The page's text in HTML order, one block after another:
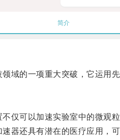
简介
的一项重大突破，它运用先
可以加速实验室中的微观粒
还具有潜在的医疗应用，可